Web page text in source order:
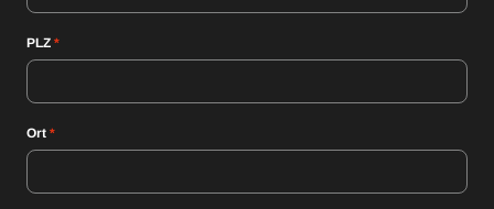
PLZ *
Ort *